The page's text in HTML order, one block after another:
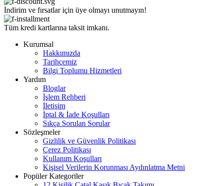
İndirim ve fırsatlar için üye olmayı unutmayın!
Tüm kredi kartlarına taksit imkanı.
Kurumsal
Hakkımızda
Tarihçemiz
Bilgi Toplumu Hizmetleri
Yardım
Bloglar
İşlem Rehberi
İletişim
İptal & İade Koşulları
Sıkça Sorulan Sorular
Sözleşmeler
Gizlilik ve Güvenlik Politikası
Çerez Politikası
Kullanım Koşulları
Kişisel Verilerin Korunması Aydınlatma Metni
Popüler Kategoriler